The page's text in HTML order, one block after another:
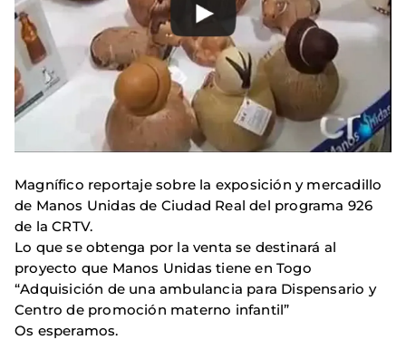
Magnífico reportaje sobre la exposición y mercadillo
de Manos Unidas de Ciudad Real del programa 926
de la CRTV.
Lo que se obtenga por la venta se destinará al
proyecto que Manos Unidas tiene en Togo
“Adquisición de una ambulancia para Dispensario y
Centro de promoción materno infantil”
Os esperamos.